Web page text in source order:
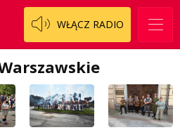
WŁĄCZ RADIO